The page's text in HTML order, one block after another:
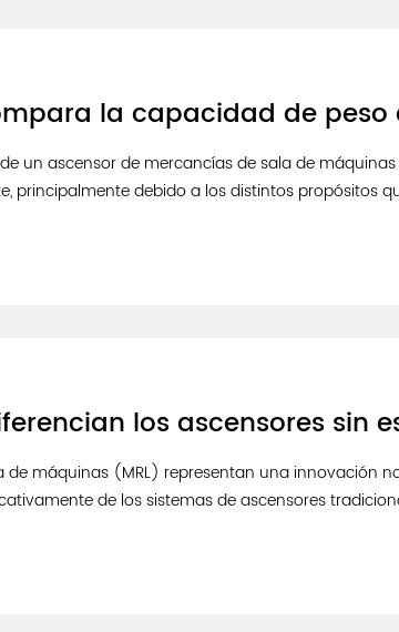
un ascensor de mercancías de sala de
principalmente debido a los distintos propósitos
de máquinas (MRL) representan una innovación
de los sistemas de ascensores